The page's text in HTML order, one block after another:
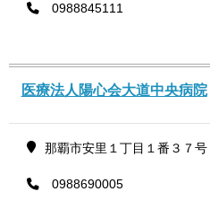
0988845111
医療法人陽心会大道中央病院
那覇市安里１丁目１番３７号
0988690005